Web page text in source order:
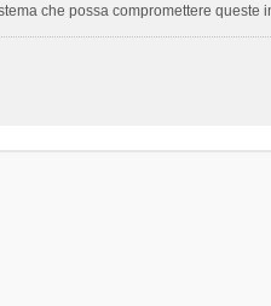
che possa compromettere queste